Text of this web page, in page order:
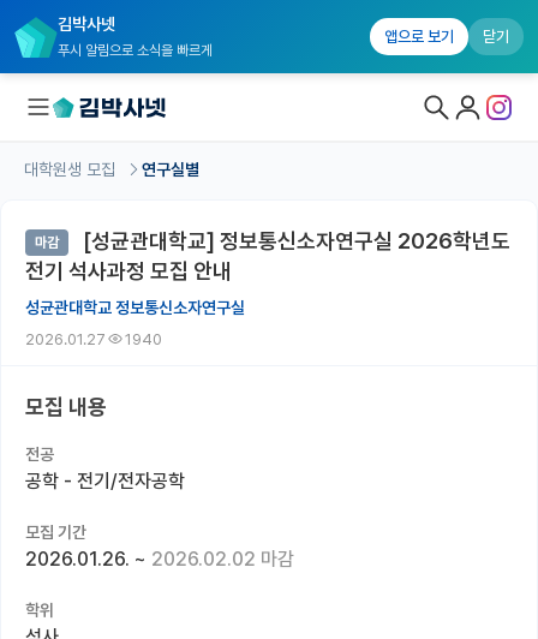
김박사넷
푸시 알림으로 소식을 빠르게
앱으로 보기 닫기
대학원생 모집 홈
기관별 모집 정보
연구실별 모집 정보
전공별 모집 정보
국내대학원 정보
연구실&오픈랩
커리어
대학원생 모집 연구실별
마감
[성균관대학교] 정보통신소자연구실 2026학년도
전기 석사과정 모집 안내
성균관대학교 정보통신소자연구실
2026.01.27 1940
모집 내용
전공
공학 - 전기/전자공학
모집 기간
2026.01.26. ~ 2026.02.02 마감
학위